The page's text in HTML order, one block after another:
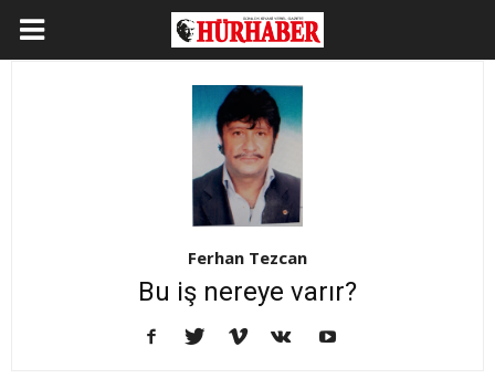
Ferhan Tezcan
Bu iş nereye varır?